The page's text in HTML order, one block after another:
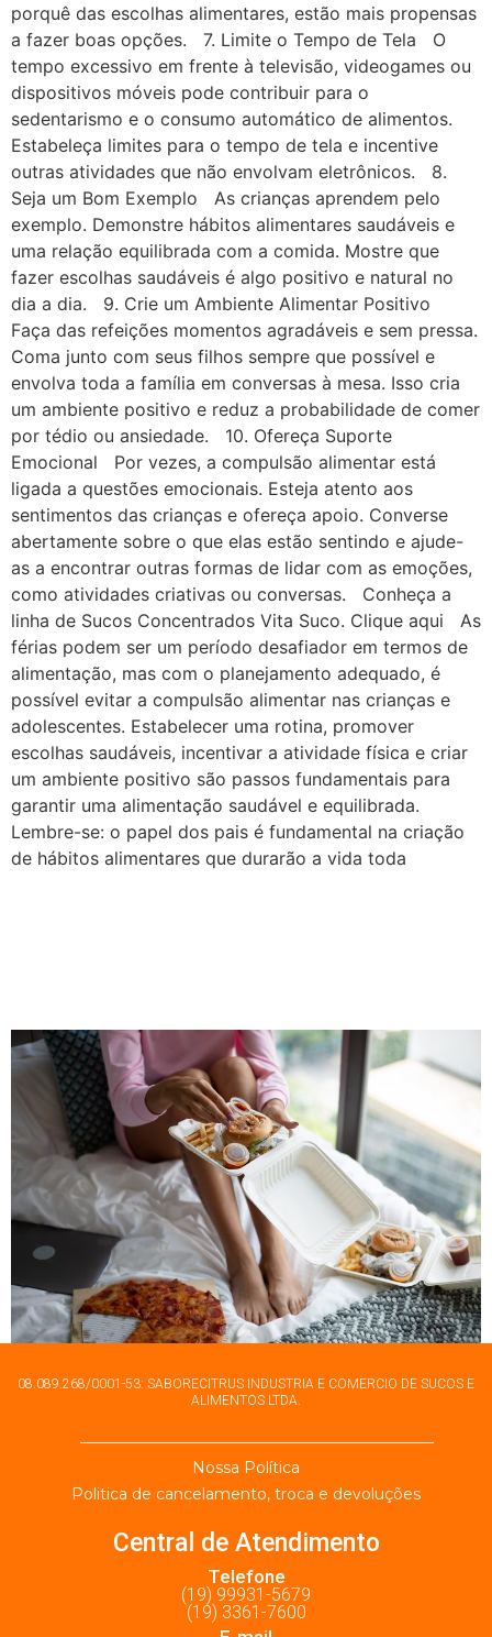
porquê das escolhas alimentares, estão mais propensas
a fazer boas opções. 7. Limite o Tempo de Tela O
tempo excessivo em frente à televisão, videogames ou
dispositivos móveis pode contribuir para o
sedentarismo e o consumo automático de alimentos.
Estabeleça limites para o tempo de tela e incentive
outras atividades que não envolvam eletrônicos. 8.
Seja um Bom Exemplo As crianças aprendem pelo
exemplo. Demonstre hábitos alimentares saudáveis e
uma relação equilibrada com a comida. Mostre que
fazer escolhas saudáveis é algo positivo e natural no
dia a dia. 9. Crie um Ambiente Alimentar Positivo
Faça das refeições momentos agradáveis e sem pressa.
Coma junto com seus filhos sempre que possível e
envolva toda a família em conversas à mesa. Isso cria
um ambiente positivo e reduz a probabilidade de comer
por tédio ou ansiedade. 10. Ofereça Suporte
Emocional Por vezes, a compulsão alimentar está
ligada a questões emocionais. Esteja atento aos
sentimentos das crianças e ofereça apoio. Converse
abertamente sobre o que elas estão sentindo e ajude-
as a encontrar outras formas de lidar com as emoções,
como atividades criativas ou conversas. Conheça a
linha de Sucos Concentrados Vita Suco. Clique aqui As
férias podem ser um período desafiador em termos de
alimentação, mas com o planejamento adequado, é
possível evitar a compulsão alimentar nas crianças e
adolescentes. Estabelecer uma rotina, promover
escolhas saudáveis, incentivar a atividade física e criar
um ambiente positivo são passos fundamentais para
garantir uma alimentação saudável e equilibrada.
Lembre-se: o papel dos pais é fundamental na criação
de hábitos alimentares que durarão a vida toda
08.089.268/0001-53: SABORECITRUS INDUSTRIA E COMERCIO DE SUCOS E
ALIMENTOS LTDA.
Nossa Política
Politica de cancelamento, troca e devoluções
Central de Atendimento
Telefone
(19) 99931-5679
(19) 3361-7600